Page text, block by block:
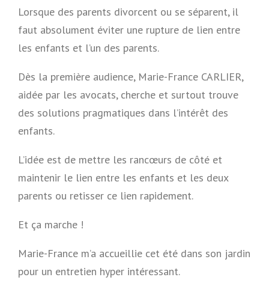
Lorsque des parents divorcent ou se séparent, il
faut absolument éviter une rupture de lien entre
les enfants et l’un des parents.
Dès la première audience, Marie-France CARLIER,
aidée par les avocats, cherche et surtout trouve
des solutions pragmatiques dans l’intérêt des
enfants.
L’idée est de mettre les rancœurs de côté et
maintenir le lien entre les enfants et les deux
parents ou retisser ce lien rapidement.
Et ça marche !
Marie-France m’a accueillie cet été dans son jardin
pour un entretien hyper intéressant.